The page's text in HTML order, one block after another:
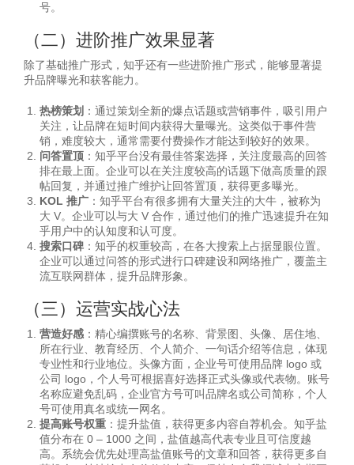
号。
（二）进阶推广效果显著
除了基础推广形式，知乎还有一些进阶推广形式，能够显著提
升品牌曝光和获客能力。
热榜策划 ：通过策划全新的爆点话题或营销事件，吸引用户
关注，让品牌在短时间内获得大量曝光。这类似于事件营
销，难度较大，通常需要付费操作才能达到较好的效果。
问答置顶 ：知乎平台没有最佳答案选择，关注度最高的回答
排在最上面。企业可以在关注度较高的话题下做高质量的跟
帖回复，并通过推广维护让回答置顶，获得更多曝光。
KOL 推广 ：知乎平台有很多拥有大量关注的大牛，被称为
大 V。企业可以与大 V 合作，通过他们的推广迅速提升在知
乎用户中的认知度和认可度。
搜索口碑 ：知乎的权重较高，在各大搜索上占据显眼位置。
企业可以通过问答的形式进行口碑建设和网络推广，覆盖主
流互联网群体，提升品牌形象。
（三）运营实战心法
营造好感 ：精心编撰账号的名称、背景图、头像、居住地、
所在行业、教育经历、个人简介、一句话介绍等信息，体现
专业性和行业地位。头像方面，企业号可使用品牌 logo 或
公司 logo，个人号可根据喜好选择正式头像或代表物。账号
名称应避免乱码，企业官方号可叫品牌名或公司简称，个人
号可使用真名或统一网名。
提高账号权重 ：提升盐值，获得更多内容自荐机会。知乎盐
值分布在 0 – 1000 之间，盐值越高代表专业且可信度越
高。系统会优先处理高盐值账号的文章和回答，获得更多自